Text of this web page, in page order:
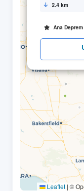
2.4 km
Ana Deprem
Leaflet | ©